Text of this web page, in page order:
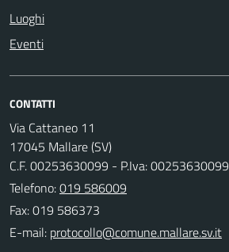
Luoghi
Eventi
CONTATTI
Via Cattaneo 11
17045 Mallare (SV)
C.F. 00253630099 - P.Iva: 00253630099
Telefono:019 586009
Fax: 019 586373
E-mail: